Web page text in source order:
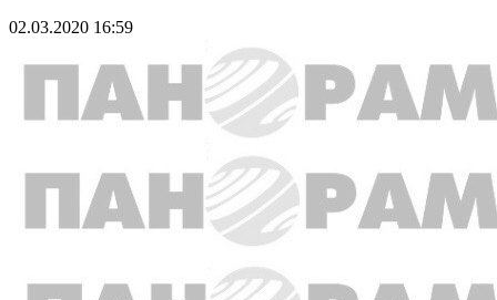
02.03.2020 16:59